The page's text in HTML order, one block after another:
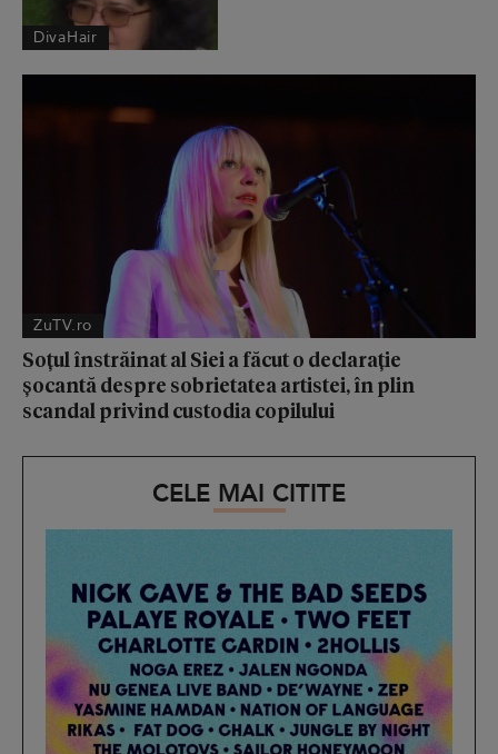
DivaHair
ZuTV.ro
Soțul înstrăinat al Siei a făcut o declarație
șocantă despre sobrietatea artistei, în plin
scandal privind custodia copilului
CELE MAI CITITE